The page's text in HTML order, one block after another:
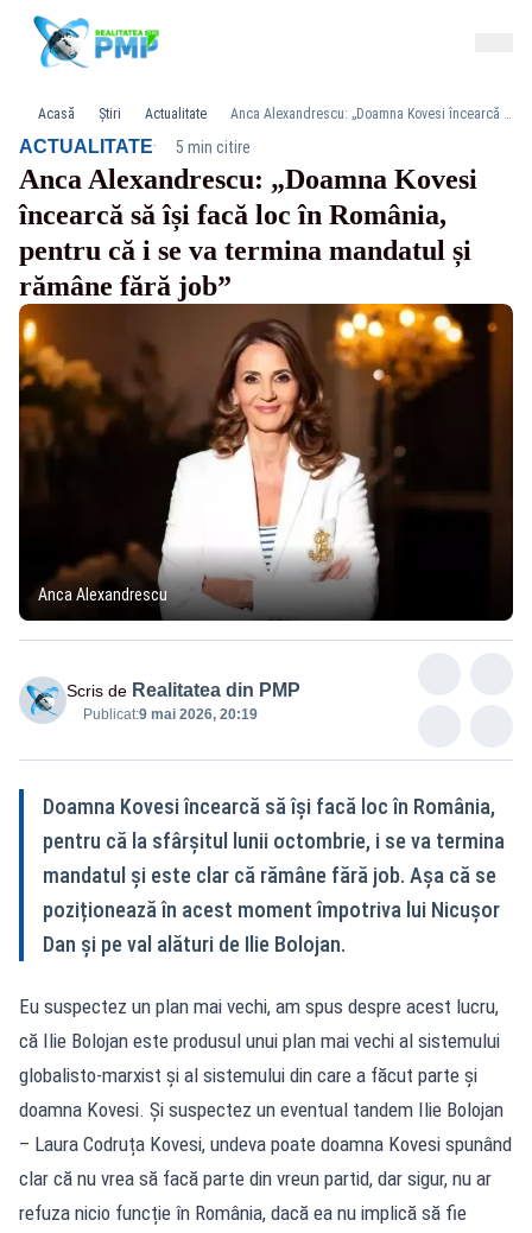
Acasă Știri Actualitate Anca Alexandrescu: „Doamna Kovesi încearcă să își facă loc în România, pentru că i se va termina mandatul și rămâne fără job”
ACTUALITATE· 5 min citire
Anca Alexandrescu: „Doamna Kovesi
încearcă să își facă loc în România,
pentru că i se va termina mandatul și
rămâne fără job”
Anca Alexandrescu
Scris de Realitatea din PMP
Publicat:9 mai 2026, 20:19
Doamna Kovesi încearcă să își facă loc în România,
pentru că la sfârșitul lunii octombrie, i se va termina
mandatul și este clar că rămâne fără job. Așa că se
poziționează în acest moment împotriva lui Nicușor
Dan și pe val alături de Ilie Bolojan.
Eu suspectez un plan mai vechi, am spus despre acest lucru,
că Ilie Bolojan este produsul unui plan mai vechi al sistemului
globalisto-marxist și al sistemului din care a făcut parte și
doamna Kovesi. Și suspectez un eventual tandem Ilie Bolojan
– Laura Codruța Kovesi, undeva poate doamna Kovesi spunând
clar că nu vrea să facă parte din vreun partid, dar sigur, nu ar
refuza nicio funcție în România, dacă ea nu implică să fie